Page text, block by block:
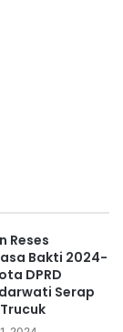
Reses
Bakti 2024-
DPRD
Serap